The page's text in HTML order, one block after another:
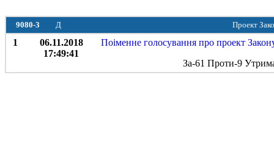
9080-3 Д Проект
1
06.11.2018
17:49:41
Поіменне голосування про проект
За-61 Проти-9